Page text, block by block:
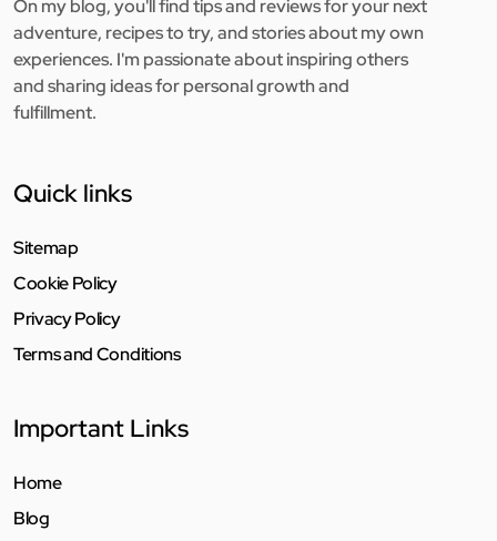
On my blog, you'll find tips and reviews for your next
adventure, recipes to try, and stories about my own
experiences. I'm passionate about inspiring others
and sharing ideas for personal growth and
fulfillment.
Quick links
Sitemap
Cookie Policy
Privacy Policy
Terms and Conditions
Important Links
Home
Blog